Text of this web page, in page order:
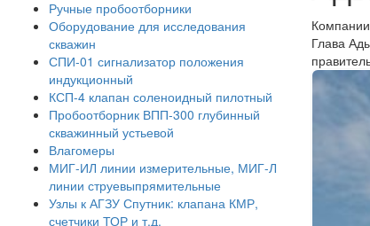
Компании
Глава
Ручные пробоотборники
Оборудование для исследования
скважин
СПИ-01 сигнализатор положения
индукционный
КСП-4 клапан соленоидный пилотный
Пробоотборник ВПП-300 глубинный
скважинный устьевой
Влагомеры
МИГ-ИЛ линии измерительные, МИГ-Л
линии струевыпрямительные
Узлы к АГЗУ Спутник: клапана КМР,
счетчики ТОР и т.д.